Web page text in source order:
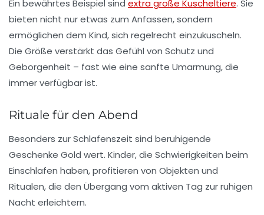
Ein bewährtes Beispiel sind extra große Kuscheltiere. Sie
bieten nicht nur etwas zum Anfassen, sondern
ermöglichen dem Kind, sich regelrecht einzukuscheln.
Die Größe verstärkt das Gefühl von Schutz und
Geborgenheit – fast wie eine sanfte Umarmung, die
immer verfügbar ist.
Rituale für den Abend
Besonders zur Schlafenszeit sind beruhigende
Geschenke Gold wert. Kinder, die Schwierigkeiten beim
Einschlafen haben, profitieren von Objekten und
Ritualen, die den Übergang vom aktiven Tag zur ruhigen
Nacht erleichtern.